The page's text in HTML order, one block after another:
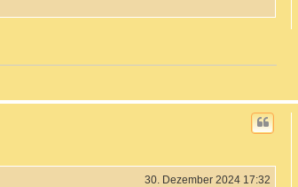
30. Dezember 2024 17:32